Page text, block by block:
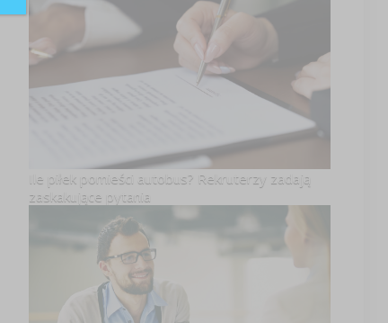
Ile piłek pomieści autobus? Rekruterzy zadają
zaskakujące pytania